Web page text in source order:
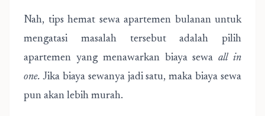
Nah, tips hemat sewa apartemen bulanan untuk
mengatasi masalah tersebut adalah pilih
apartemen yang menawarkan biaya sewaall in
one. Jika biaya sewanya jadi satu, maka biaya sewa
pun akan lebih murah.